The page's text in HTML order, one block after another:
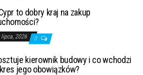
to dobry kraj na zakup
lipca, 2026 0
kierownik budowy i co wchodzi
jego obowiązków?